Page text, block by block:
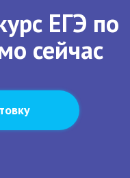
ЕГЭ по
сейчас